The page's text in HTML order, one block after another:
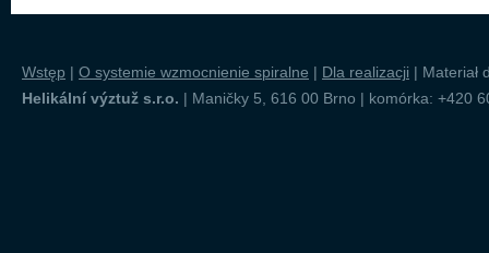
Wstęp O systemie wzmocnienie spiralne Dla realizacji
Materiał
Helikální výztuž s.r.o. | Maničky 5, 616 00 Brno | komórka: +420